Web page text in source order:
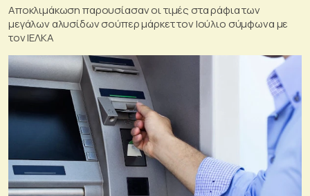
Αποκλιμάκωση παρουσίασαν οι τιμές στα ράφια των
μεγάλων αλυσίδων σούπερ μάρκετ τον Ιούλιο σύμφωνα με
τον ΙΕΛΚΑ